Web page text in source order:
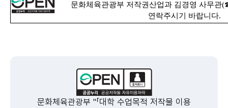
문화체육관광부 저작권산업과 김경영 사무관
연락주시기 바랍니다.
문화체육관광부 "「대학 수업목적 저작물 이용